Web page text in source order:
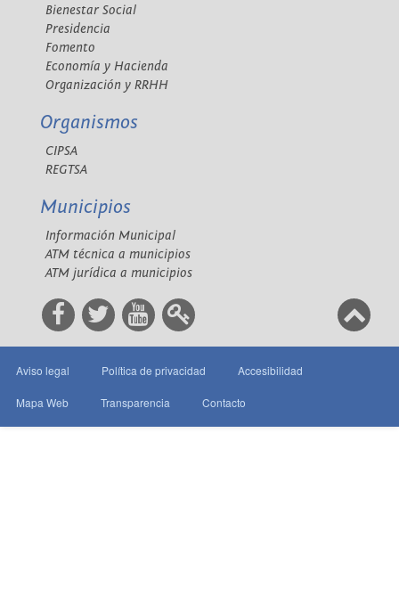
Bienestar Social
Presidencia
Fomento
Economía y Hacienda
Organización y RRHH
Organismos
CIPSA
REGTSA
Municipios
Información Municipal
ATM técnica a municipios
ATM jurídica a municipios
Aviso legal Política de privacidad Accesibilidad
Mapa Web Transparencia Contacto